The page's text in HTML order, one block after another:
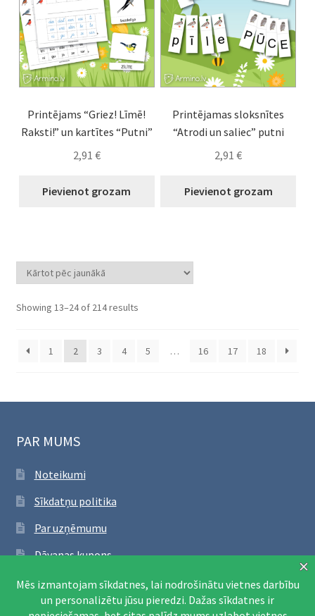
Printējams “Griez! Līmē!
Raksti!” un kartītes “Putni”
2,91 €
Pievienot grozam
Printējamas sloksnītes
“Atrodi un saliec” putni
2,91€
Pievienot grozam
Showing 13–24 of 214 resultsSorted
1
2 3 4 5 … 16 17 18
PAR MUMS
Noteikumi
Sīkdatņu politika
Par uzņēmumu
Dāvanas kupons
SEKO FACEBOOK